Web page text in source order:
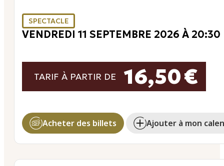
SPECTACLE
VENDREDI 11 SEPTEMBRE 2026 À 20:30
TARIF À PARTIR DE 16,50 €
Acheter des billets Ajouter à mon